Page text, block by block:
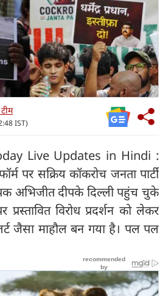
IST)
Live Updates in Hindi :
पर सक्रिय कॉकरोच जनता पार्टी
अभिजीत दीपके दिल्ली पहुंच चुके
विरोध प्रदर्शन को लेकर
जैसा माहौल बन गया है। पल पल